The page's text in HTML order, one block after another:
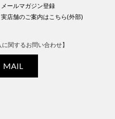
メールマガジン登録
実店舗のご案内はこちら(外部)
関するお問い合わせ】
MAIL